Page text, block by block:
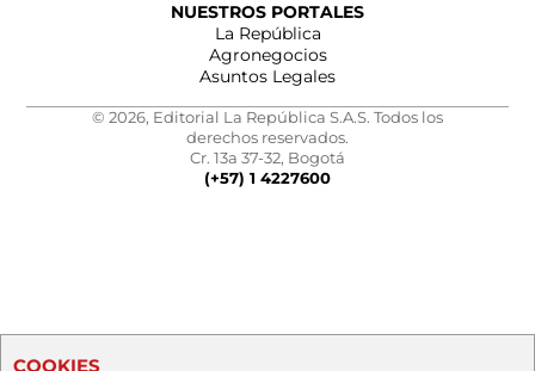
NUESTROS PORTALES
La República
Agronegocios
Asuntos Legales
© 2026, Editorial La República S.A.S. Todos los
derechos reservados.
Cr. 13a 37-32, Bogotá
(+57) 1 4227600
COOKIES